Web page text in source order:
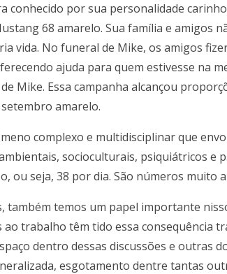
conhecido por sua personalidade
68 amarelo. Sua família e amigos
vida. No funeral de Mike, os amigos
ajuda para quem estivesse na
Mike. Essa campanha alcançou
amarelo.
complexo e multidisciplinar que
socioculturais, psiquiátricos e
ou seja, 38 por dia. São números muito
temos um papel importante
ao trabalho têm tido essa consequência
dentro dessas discussões e outras
esgotamento dentre tantas